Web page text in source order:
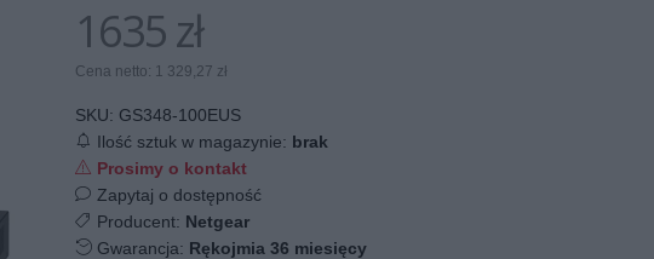
1635 zł
Cena netto: 1 329,27 zł
SKU: GS348-100EUS
Ilość sztuk w magazynie: brak
Prosimy o kontakt
Zapytaj o dostępność
Producent: Netgear
Gwarancja: Rękojmia 36 miesięcy